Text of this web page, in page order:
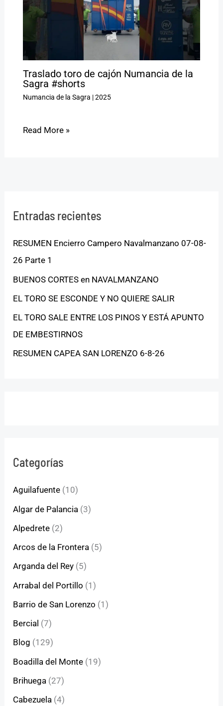
Traslado toro de cajón Numancia de la
Sagra #shorts
Numancia de la Sagra |2025
Read More »
Entradas recientes
RESUMEN Encierro Campero Navalmanzano 07-08-
26 Parte 1
BUENOS CORTES en NAVALMANZANO
EL TORO SE ESCONDE Y NO QUIERE SALIR
EL TORO SALE ENTRE LOS PINOS Y ESTÁ APUNTO
DE EMBESTIRNOS
RESUMEN CAPEA SAN LORENZO 6-8-26
Categorías
Aguilafuente (10)
Algar de Palancia (3)
Alpedrete (2)
Arcos de la Frontera (5)
Arganda del Rey (5)
Arrabal del Portillo (1)
Barrio de San Lorenzo (1)
Bercial (7)
Blog (129)
Boadilla del Monte (19)
Brihuega (27)
Cabezuela (4)